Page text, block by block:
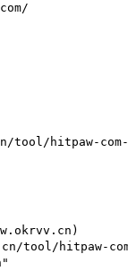
tool/hitpaw-com-
tool/hitpaw-